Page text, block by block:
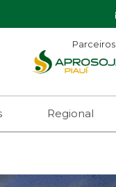
Parceiros
Regional